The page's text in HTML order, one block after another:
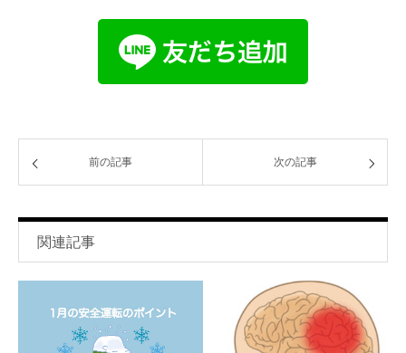
前の記事 次の記事
関連記事